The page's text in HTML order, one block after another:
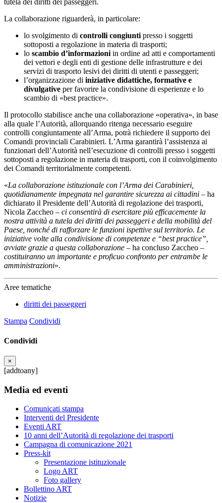
tutela dei diritti dei passeggeri.
La collaborazione riguarderà, in particolare:
lo svolgimento di controlli congiuntipresso i soggetti
sottoposti a regolazione in materia di trasporti;
lo scambio d’informazioniin ordine ad atti e comportamenti
dei vettori e degli enti di gestione delle infrastrutture e dei
servizi di trasporto lesivi dei diritti di utenti e passeggeri;
l’organizzazione di iniziative didattiche, formative e
divulgative per favorire la condivisione di esperienze e lo
scambio di «best practice».
Il protocollo stabilisce anche una collaborazione «operativa», in base
alla quale l’Autorità, allorquando ritenga necessario eseguire
controlli congiuntamente all’Arma, potrà richiedere il supporto dei
Comandi provinciali Carabinieri. L’Arma garantirà l’assistenza ai
funzionari dell’Autorità nell’esecuzione di controlli presso i soggetti
sottoposti a regolazione in materia di trasporti, con il coinvolgimento
dei Comandi territorialmente competenti.
«La collaborazione istituzionale con l’Arma dei Carabinieri,
quotidianamente impegnata nel garantire sicurezza ai cittadini – ha
dichiarato il Presidente dell’Autorità di regolazione dei trasporti,
Nicola Zaccheo – ci consentirà di esercitare più efficacemente la
nostra attività a tutela dei diritti dei passeggeri e della mobilità del
Paese, nonché di rafforzare le funzioni ispettive sul territorio. Le
iniziative volte alla condivisione di competenze e “best practice”,
avviate grazie a questa collaborazione – ha concluso Zaccheo –
costituiranno un importante e proficuo confronto per entrambe le
amministrazioni».
Aree tematiche
diritti dei passeggeri
Stampa Condividi
Condividi
×
[addtoany]
Media ed eventi
Comunicati stampa
Interventi del Presidente
Eventi ART
10 anni dell’Autorità di regolazione dei trasporti
Campagna di comunicazione 2021
Press-kit
Presentazione istituzionale
Logo ART
Foto gallery
Bollettino ART
Notizie